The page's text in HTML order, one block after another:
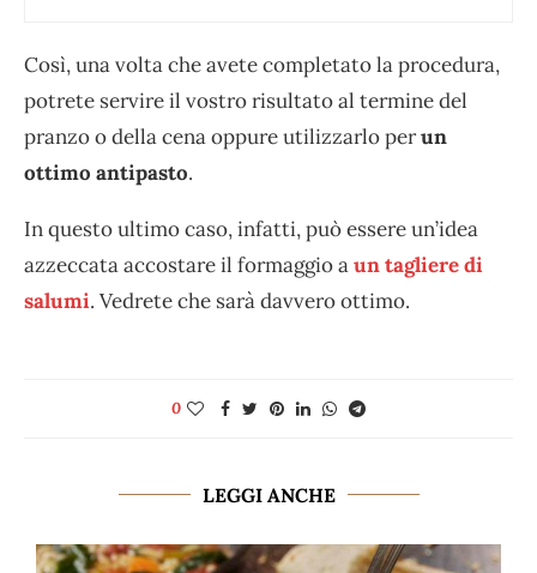
Così, una volta che avete completato la procedura,
potrete servire il vostro risultato al termine del
pranzo o della cena oppure utilizzarlo perun
ottimo antipasto.
In questo ultimo caso, infatti, può essere un’idea
azzeccata accostare il formaggio aun tagliere di
salumi. Vedrete che sarà davvero ottimo.
0
LEGGI ANCHE